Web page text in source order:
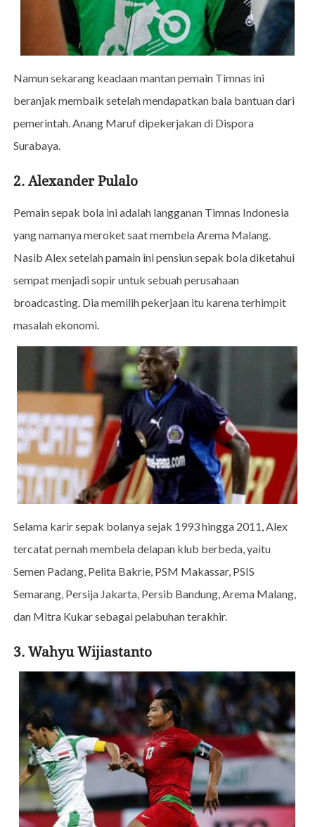
Namun sekarang keadaan mantan pemain Timnas ini
beranjak membaik setelah mendapatkan bala bantuan dari
pemerintah. Anang Maruf dipekerjakan di Dispora
Surabaya.
2. Alexander Pulalo
Pemain sepak bola ini adalah langganan Timnas Indonesia
yang namanya meroket saat membela Arema Malang.
Nasib Alex setelah pamain ini pensiun sepak bola diketahui
sempat menjadi sopir untuk sebuah perusahaan
broadcasting. Dia memilih pekerjaan itu karena terhimpit
masalah ekonomi.
Selama karir sepak bolanya sejak 1993 hingga 2011, Alex
tercatat pernah membela delapan klub berbeda, yaitu
Semen Padang, Pelita Bakrie, PSM Makassar, PSIS
Semarang, Persija Jakarta, Persib Bandung, Arema Malang,
dan Mitra Kukar sebagai pelabuhan terakhir.
3. Wahyu Wijiastanto